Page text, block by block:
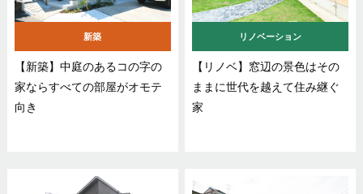
新築
【新築】中庭のあるコの字の
家ならすべての部屋がオモテ
向き
リノベーション
【リノベ】窓辺の景色はその
ままに世代を越えて住み継ぐ
家